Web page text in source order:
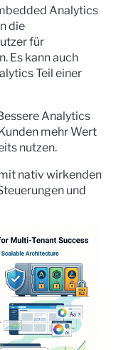
Analytics
die
für
Es kann auch
Teil einer
Analytics
mehr Wert
nutzen.
nativ wirkenden
und